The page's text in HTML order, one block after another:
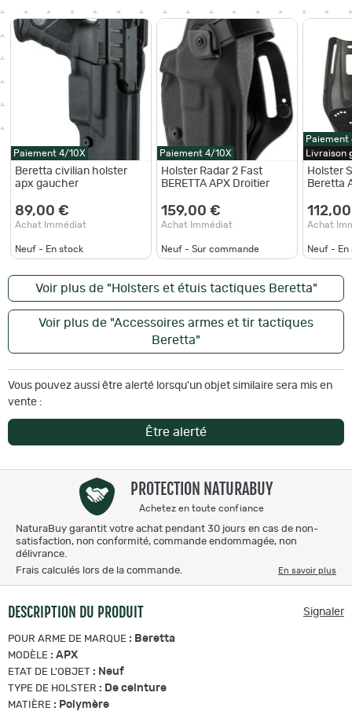
Paiement 4/10X
Beretta civilian holster
apx gaucher
89,00 €
Achat Immédiat
Neuf - En stock
Paiement 4/10X
Holster Radar 2 Fast
BERETTA APX Droitier
159,00 €
Achat Immédiat
Neuf - Sur commande
Paiement
Livraison
Holster
Beretta
Achat
Neuf - En
Voir plus de "Holsters et étuis tactiques Beretta"
Voir plus de "Accessoires armes et tir tactiques
Beretta"
Vous pouvez aussi être alerté lorsqu'un objet similaire sera mis en
vente :
Être alerté
PROTECTION NATURABUY
Achetez en toute confiance
NaturaBuy garantit votre achat pendant 30 jours en cas de non-
satisfaction, non conformité, commande endommagée, non
délivrance.
Frais calculés lors de la commande.
En savoir plus
DESCRIPTION DU PRODUIT Signaler
POUR ARME DE MARQUE : Beretta
MODÈLE : APX
ETAT DE L'OBJET : Neuf
TYPE DE HOLSTER : De ceinture
MATIÈRE : Polymère